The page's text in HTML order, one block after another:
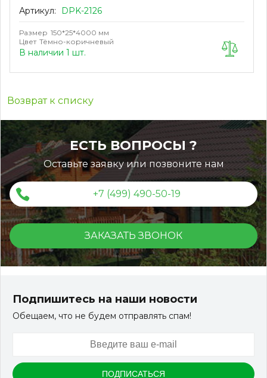
Артикул: DPK-2126
Размер 150*25*4000 мм
Цвет Тёмно-коричневый
В наличии 1 шт.
Возврат к списку
ЕСТЬ ВОПРОСЫ ?
Оставьте заявку или позвоните нам
+7 (499) 490-50-19
ЗАКАЗАТЬ ЗВОНОК
Подпишитесь на наши новости
Обещаем, что не будем отправлять спам!